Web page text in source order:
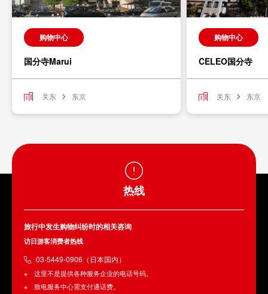
购物中心
国分寺Marui
关东 东京
购物中心
CELEO国分寺
关东 东京
热线
旅行中发生购物纠纷时的相关咨询
访日游客消费者热线
03-5449-0906（日本国内）
这里不是提供各种服务企业的电话号码。
致电服务中心需支付通话费。